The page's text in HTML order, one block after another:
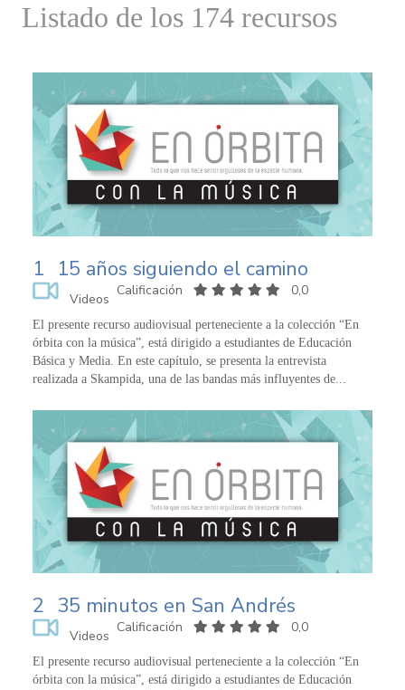
Listado de los 174 recursos
1 15 años siguiendo el camino
Videos
Calificación 0,0
El presente recurso audiovisual perteneciente a la colección “En
órbita con la música”, está dirigido a estudiantes de Educación
Básica y Media. En este capítulo, se presenta la entrevista
realizada a Skampida, una de las bandas más influyentes de...
2 35 minutos en San Andrés
Videos
Calificación 0,0
El presente recurso audiovisual perteneciente a la colección “En
órbita con la música”, está dirigido a estudiantes de Educación